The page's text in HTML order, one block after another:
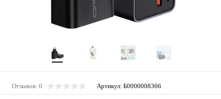
Отзывов: 0 Артикул: Б0000008366